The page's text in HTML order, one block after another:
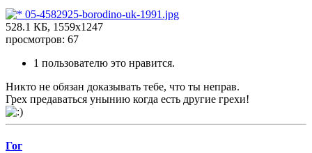
05-4582925-borodino-uk-1991.jpg
528.1 КБ, 1559x1247
просмотров: 67
1 пользователю это нравится.
Никто не обязан доказывать тебе, что ты неправ.
Грех предаваться унынию когда есть другие грехи!
Гог